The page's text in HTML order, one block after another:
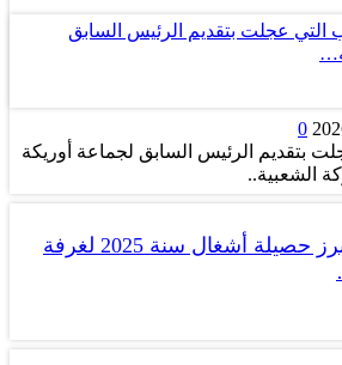
التي عجلت بتقديم الرئيس السابق
0
بتقديم الرئيس السابق لجماعة أوريكة
الشعبية..
بالڤيديو.. بن خالد يبرز حصيلة أشغال سنة 2025 لغرفة